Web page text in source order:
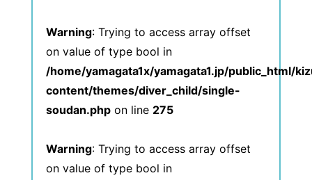
Warning: Trying to access array offset
on value of type bool in
/home/yamagata1x/yamagata1.jp/public_html/
content/themes/diver_child/single-
soudan.php on line 275
Warning: Trying to access array offset
on value of type bool in